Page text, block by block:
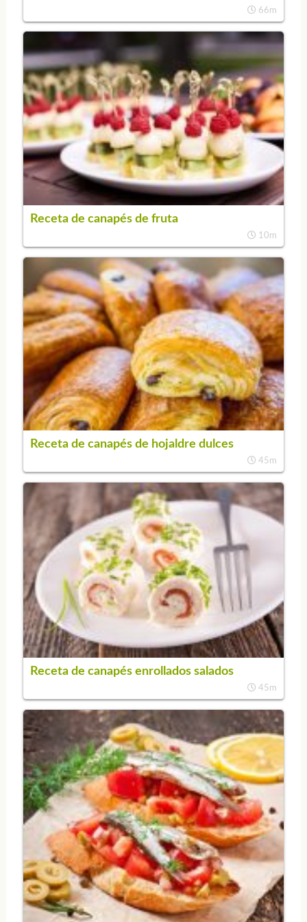
66m
Receta de canapés de fruta
10m
Receta de canapés de hojaldre dulces
45m
Receta de canapés enrollados salados
45m